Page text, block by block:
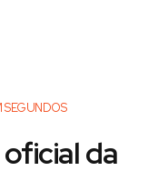
SEGUNDOS
da